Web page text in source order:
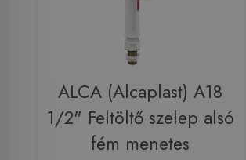
ALCA (Alcaplast) A18
1/2" Feltöltő szelep alsó
fém menetes